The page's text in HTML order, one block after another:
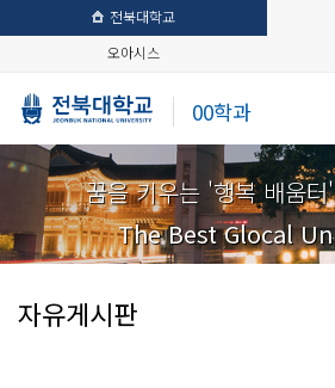
전북대학교
오아시스
00학과
꿈을 키우는 '행복 배움
The Best Glocal
자유게시판